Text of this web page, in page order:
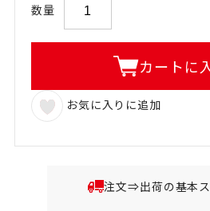
数量
カートに
お気に入りに追加
注文⇒出荷の基本